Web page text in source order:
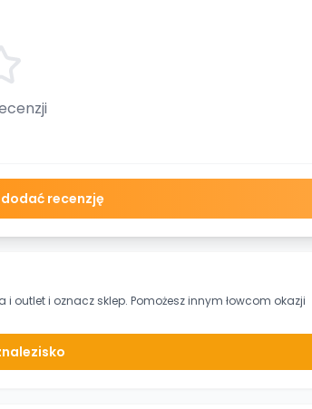
recenzję
i outleti oznacz sklep. Pomożesz innym łowcom okazji